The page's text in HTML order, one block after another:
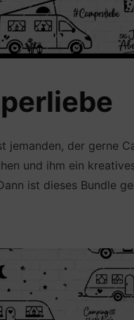
jemanden, der gerne
und ihm ein
ist dieses Bundle